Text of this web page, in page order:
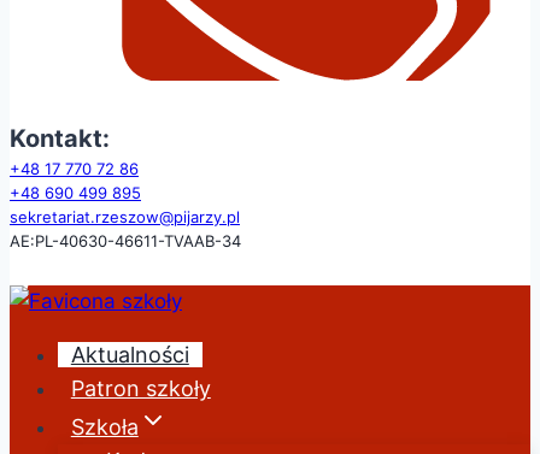
Kontakt:
+48 17 770 72 86
+48 690 499 895
sekretariat.rzeszow@pijarzy.pl
AE:PL-40630-46611-TVAAB-34
Aktualności
Patron szkoły
Szkoła